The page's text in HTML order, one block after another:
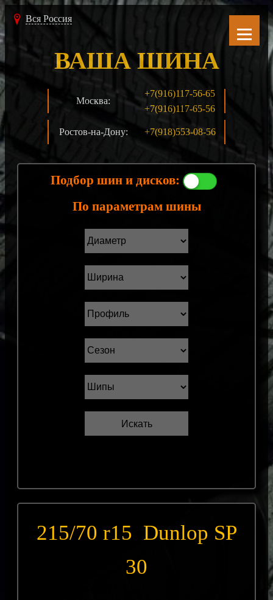
Вся Россия
Москва:
+7(916)117-56-65
+7(916)117-65-56
Ростов-на-Дону: +7(918)553-08-56
ВАША ШИНА
Подбор шин и дисков:
По параметрам шины
215/70 r15 Dunlop SP
30